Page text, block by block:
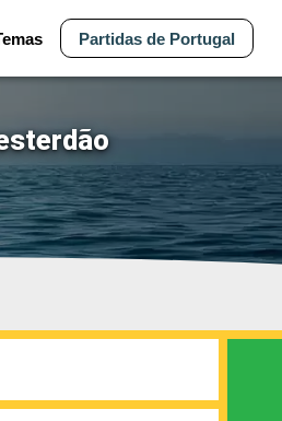
Partidas de Portugal